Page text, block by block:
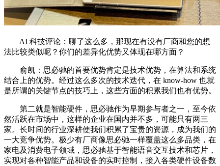
AI 科技评论：聊了这么多，那现在有没有厂商和您的想
法比较类似呢？你们的差异化优势又体现在哪方面？
俞凯：思必驰的首要优势肯定是技术优势，在算法和系统
结合上的优势。经过这么多次的技术迭代，在 know-how 也就
是所谓的关键节点的技巧上，这些方面的积累我们也有优势。
第二就是智能硬件，思必驰作为早期参与者之一，至今依
然活跃在市场中，这样的企业在国内并不多，可能只有两三
家。长时间的行业深耕使我们积累了宝贵的资源，成为我们的
一大竞争优势。极少有厂商像思必驰一样覆盖这么多品类，在
家电及消费电子领域，思必驰基于智能语音交互技术和芯片，
实现对各种智能产品和设备的实时控制，接入各类硬件设备数